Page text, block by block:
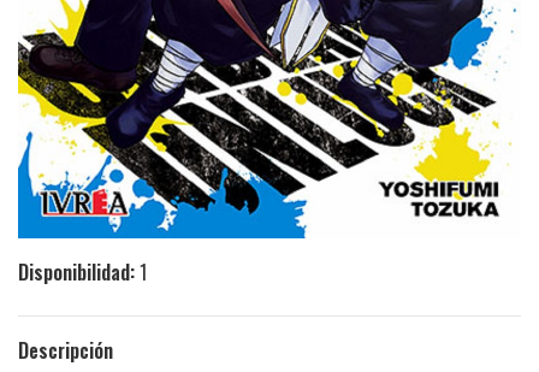
Disponibilidad:1
Descripción